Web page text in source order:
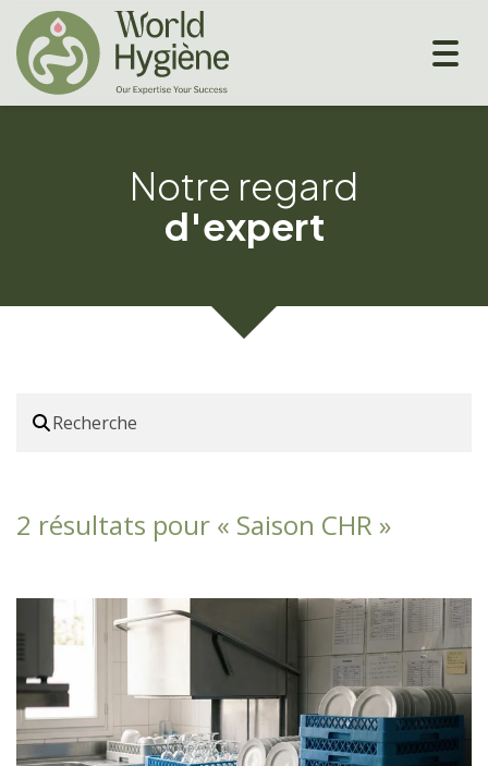
Notre regard
d'expert
2 résultats pour « Saison CHR »